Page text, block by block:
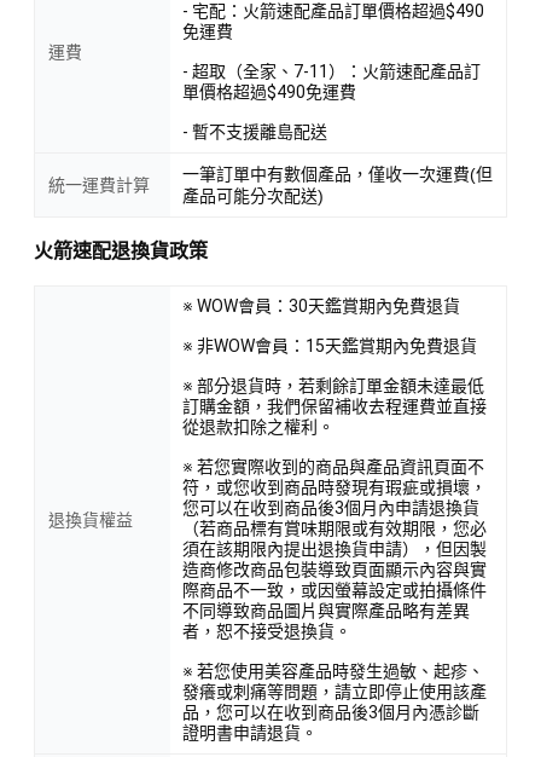
運費
- 宅配：火箭速配產品訂單價格超過$490
免運費
- 超取（全家、7-11）：火箭速配產品訂
單價格超過$490免運費
- 暫不支援離島配送
統一運費計算
一筆訂單中有數個產品，僅收一次運費(但
產品可能分次配送)
火箭速配退換貨政策
退換貨權益
※ WOW會員：30天鑑賞期內免費退貨
※ 非WOW會員：15天鑑賞期內免費退貨
※ 部分退貨時，若剩餘訂單金額未達最低
訂購金額，我們保留補收去程運費並直接
從退款扣除之權利。
※ 若您實際收到的商品與產品資訊頁面不
符，或您收到商品時發現有瑕疵或損壞，
您可以在收到商品後3個月內申請退換貨
（若商品標有賞味期限或有效期限，您必
須在該期限內提出退換貨申請），但因製
造商修改商品包裝導致頁面顯示內容與實
際商品不一致，或因螢幕設定或拍攝條件
不同導致商品圖片與實際產品略有差異
者，恕不接受退換貨。
※ 若您使用美容產品時發生過敏、起疹、
發癢或刺痛等問題，請立即停止使用該產
品，您可以在收到商品後3個月內憑診斷
證明書申請退貨。